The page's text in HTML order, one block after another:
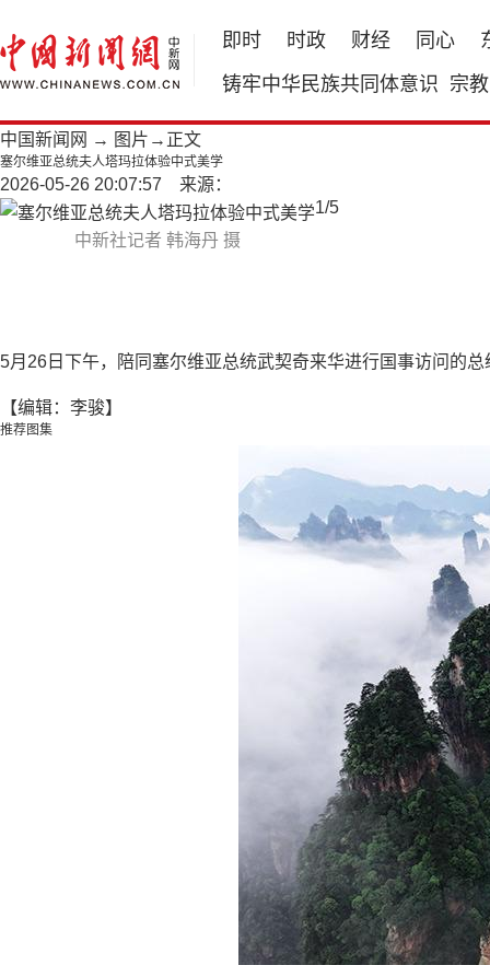
即时 时政 财经 同心
铸牢中华民族共同体意识 宗教
中国新闻网 → 图片 →正文
塞尔维亚总统夫人塔玛拉体验中式美学
2026-05-26 20:07:57 来源：
中新社记者 韩海丹 摄
1/5
5月26日下午，陪同塞尔维亚总统武契奇来华进行国事访问的
【编辑：李骏】
推荐图集